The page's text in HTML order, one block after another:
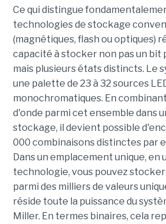
Ce qui distingue
technologies de stockage
(magnétiques, flash ou optiques)
capacité à stocker non pas un bit
mais plusieurs états distincts. Le
une palette de 23 à 32 sources
monochromatiques. En
d'onde parmi cet ensemble dans
stockage, il devient possible
000 combinaisons distinctes par
Dans un emplacement unique,
technologie, vous pouvez
parmi des milliers de valeurs
réside toute la puissance du
Miller. En termes binaires, cela